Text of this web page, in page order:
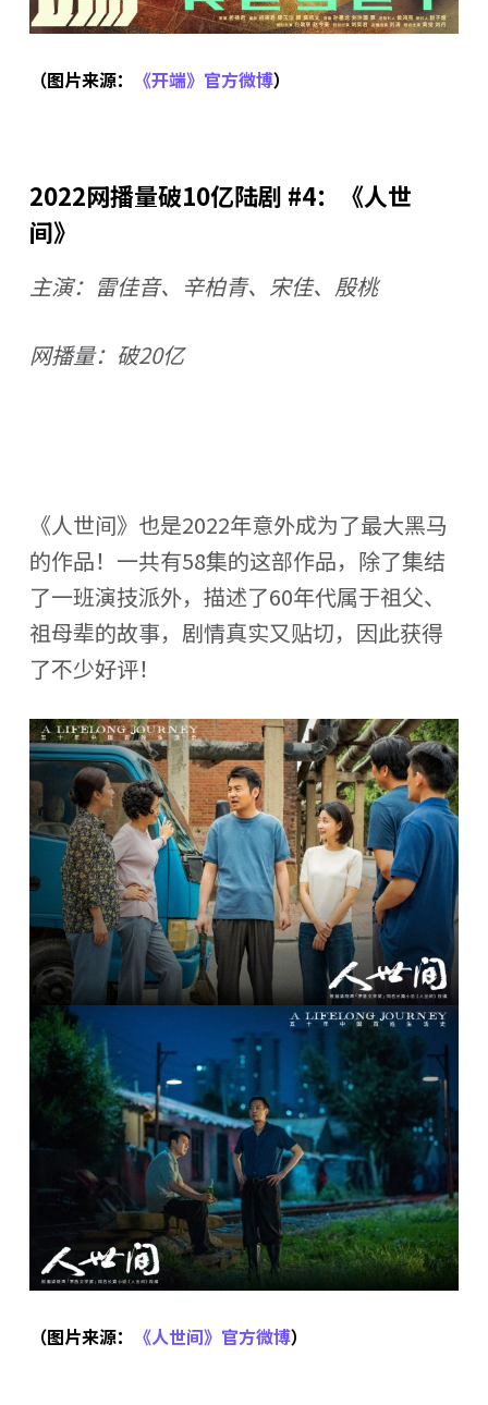
（图片来源： 《开端》官方微博）
2022网播量破10亿陆剧 #4：《人世
间》
主演：雷佳音、辛柏青、宋佳、殷桃
网播量：破20亿
《人世间》也是2022年意外成为了最大黑马
的作品！一共有58集的这部作品，除了集结
了一班演技派外，描述了60年代属于祖父、
祖母辈的故事，剧情真实又贴切，因此获得
了不少好评！
（图片来源： 《人世间》官方微博）